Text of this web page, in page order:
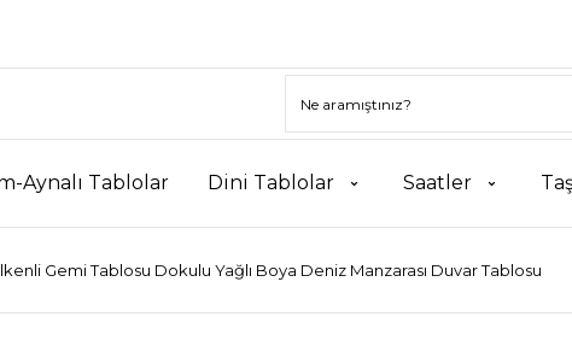
Aynalı Tablolar Dini Tablolar Saatler
Gemi Tablosu Dokulu Yağlı Boya Deniz Manzarası Duvar Tablosu